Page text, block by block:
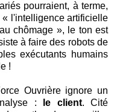
pourraient, à terme,
« l'intelligence artificielle
chômage », le ton est
à faire des robots de
exécutants humains
!
Ouvrière ignore un
:
le client. Cité